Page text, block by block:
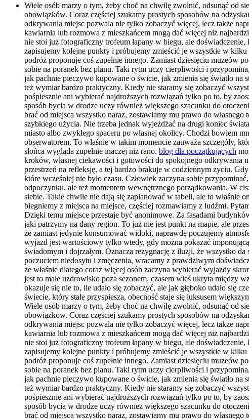
Wiele osób marzy o tym, żeby choć na chwilę zwolnić, odsunąć od
obowiązków. Coraz częściej szukamy prostych sposobów na
odkrywania miejsc pozwala nie tylko zobaczyć więcej, lecz także
kawiarnia lub rozmowa z mieszkańcem mogą dać więcej niż
nie stoi już fotograficzny trofeum łapany w biegu, ale
zapisujemy kolejne punkty i próbujemy zmieścić je wszystkie w kilku
podróż proponuje coś zupełnie innego. Zamiast dziesięciu muzeów
sobie na poranek bez planu. Taki rytm uczy cierpliwości i
jak pachnie pieczywo kupowane o świcie, jak zmienia się światło
też wymiar bardzo praktyczny. Kiedy nie staramy się zobaczyć
pośpiesznie ani wybierać najdroższych rozwiązań tylko po to, by
sposób bycia w drodze uczy również większego szacunku do
brać od miejsca wszystko naraz, zostawiamy mu prawo do
szybkiego użycia. Nie trzeba jednak wyjeżdżać na drugi koniec
miasto albo zwykłego spaceru po własnej okolicy. Chodzi bowiem
obserwatorem. To właśnie w takim momencie zauważa szczegóły,
słońca wygląda zupełnie inaczej niż rano. blog dla początkujących
kroków, własnej ciekawości i gotowości do spokojnego odkrywania
przestrzeń na refleksję, a tej bardzo brakuje w codziennym życiu.
które wcześniej nie było czasu. Człowiek zaczyna sobie
odpoczynku, ale też momentem wewnętrznego porządkowania. W
siebie. Takie chwile nie dają się zaplanować w tabeli, ale to właśnie
biegniemy z miejsca na miejsce, częściej rozmawiamy z ludźmi.
Dzięki temu miejsce przestaje być anonimowe. Za fasadami
jaki patrzymy na dany region. To już nie jest punkt na mapie, ale
że zamiast jedynie konsumować widoki, naprawdę poczujemy
wyjazd jest wartościowy tylko wtedy, gdy można pokazać
świadomym i dojrzałym. Oznacza rezygnację z iluzji, że wszystko
poczuciem niedosytu i zmęczenia, wracamy z prawdziwym
że właśnie dlatego coraz więcej osób zaczyna wybierać wyjazdy
jest to małe uzdrowisko poza sezonem, czasem wieś ukryta
okazuje się nie to, ile udało się zobaczyć, ale jak głęboko udało się
świecie, który stale przyspiesza, obecność staje się luksusem
Wiele osób marzy o tym, żeby choć na chwilę zwolnić, odsunąć od
obowiązków. Coraz częściej szukamy prostych sposobów na
odkrywania miejsc pozwala nie tylko zobaczyć więcej, lecz także
kawiarnia lub rozmowa z mieszkańcem mogą dać więcej niż
nie stoi już fotograficzny trofeum łapany w biegu, ale
zapisujemy kolejne punkty i próbujemy zmieścić je wszystkie w kilku
podróż proponuje coś zupełnie innego. Zamiast dziesięciu muzeów
sobie na poranek bez planu. Taki rytm uczy cierpliwości i
jak pachnie pieczywo kupowane o świcie, jak zmienia się światło
też wymiar bardzo praktyczny. Kiedy nie staramy się zobaczyć
pośpiesznie ani wybierać najdroższych rozwiązań tylko po to, by
sposób bycia w drodze uczy również większego szacunku do
brać od miejsca wszystko naraz, zostawiamy mu prawo do